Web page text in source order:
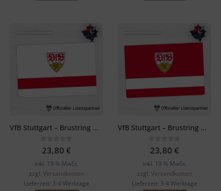
Varianten
auf.
können
auf
der
gewählt
VfB Stuttgart – Brustring mit Logo – Schreibtischunterlage
0out of 5
23,80 €
inkl. 19 % MwSt.
zzgl. Versandkosten
Lieferzeit: 3-4 Werktage
VfB Stuttgart – Brustring weiß mit Logo – Schreibtischunterlage in rot
0out of 5
23,80 €
inkl. 19 % MwSt.
zzgl. Versandkosten
Lieferzeit: 3-4 Werktage